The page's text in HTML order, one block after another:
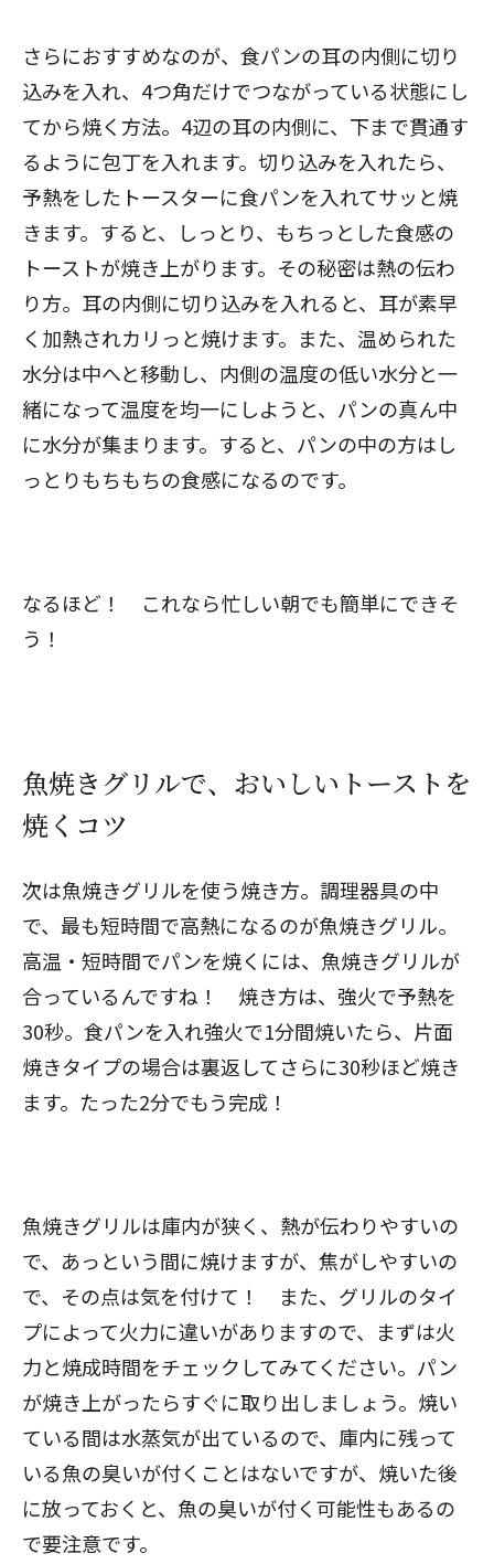
さらにおすすめなのが、食パンの耳の内側に切り
込みを入れ、4つ角だけでつながっている状態にし
てから焼く方法。4辺の耳の内側に、下まで貫通す
るように包丁を入れます。切り込みを入れたら、
予熱をしたトースターに食パンを入れてサッと焼
きます。すると、しっとり、もちっとした食感の
トーストが焼き上がります。その秘密は熱の伝わ
り方。耳の内側に切り込みを入れると、耳が素早
く加熱されカリっと焼けます。また、温められた
水分は中へと移動し、内側の温度の低い水分と一
緒になって温度を均一にしようと、パンの真ん中
に水分が集まります。すると、パンの中の方はし
っとりもちもちの食感になるのです。
なるほど！ これなら忙しい朝でも簡単にできそ
う！
魚焼きグリルで、おいしいトーストを
焼くコツ
次は魚焼きグリルを使う焼き方。調理器具の中
で、最も短時間で高熱になるのが魚焼きグリル。
高温・短時間でパンを焼くには、魚焼きグリルが
合っているんですね！ 焼き方は、強火で予熱を
30秒。食パンを入れ強火で1分間焼いたら、片面
焼きタイプの場合は裏返してさらに30秒ほど焼き
ます。たった2分でもう完成！
魚焼きグリルは庫内が狭く、熱が伝わりやすいの
で、あっという間に焼けますが、焦がしやすいの
で、その点は気を付けて！ また、グリルのタイ
プによって火力に違いがありますので、まずは火
力と焼成時間をチェックしてみてください。パン
が焼き上がったらすぐに取り出しましょう。焼い
ている間は水蒸気が出ているので、庫内に残って
いる魚の臭いが付くことはないですが、焼いた後
に放っておくと、魚の臭いが付く可能性もあるの
で要注意です。